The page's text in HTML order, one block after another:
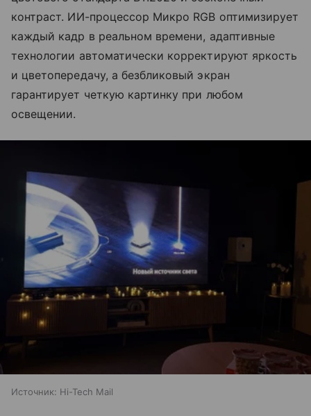
контраст. ИИ-процессор Микро RGB оптимизирует
каждый кадр в реальном времени, адаптивные
технологии автоматически корректируют яркость
и цветопередачу, а безбликовый экран
гарантирует четкую картинку при любом
освещении.
Источник: Hi-Tech Mail